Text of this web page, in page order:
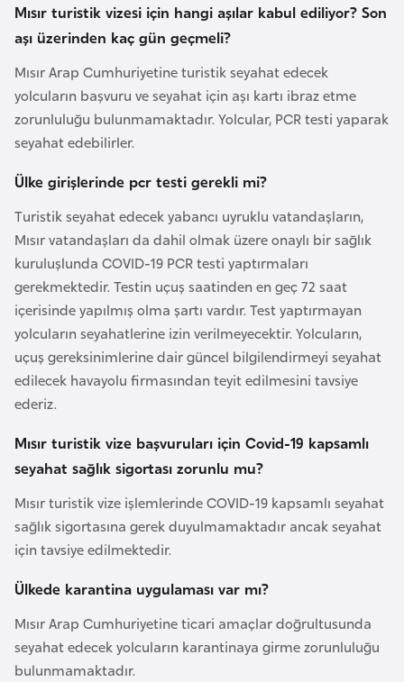
Mısır turistik vizesi için hangi aşılar kabul ediliyor? Son
aşı üzerinden kaç gün geçmeli?
Mısır Arap Cumhuriyetine turistik seyahat edecek
yolcuların başvuru ve seyahat için aşı kartı ibraz etme
zorunluluğu bulunmamaktadır. Yolcular, PCR testi yaparak
seyahat edebilirler.
Ülke girişlerinde pcr testi gerekli mi?
Turistik seyahat edecek yabancı uyruklu vatandaşların,
Mısır vatandaşları da dahil olmak üzere onaylı bir sağlık
kuruluşlunda COVID-19 PCR testi yaptırmaları
gerekmektedir. Testin uçuş saatinden en geç 72 saat
içerisinde yapılmış olma şartı vardır. Test yaptırmayan
yolcuların seyahatlerine izin verilmeyecektir. Yolcuların,
uçuş gereksinimlerine dair güncel bilgilendirmeyi seyahat
edilecek havayolu firmasından teyit edilmesini tavsiye
ederiz.
Mısır turistik vize başvuruları için Covid-19 kapsamlı
seyahat sağlık sigortası zorunlu mu?
Mısır turistik vize işlemlerinde COVID-19 kapsamlı seyahat
sağlık sigortasına gerek duyulmamaktadır ancak seyahat
için tavsiye edilmektedir.
Ülkede karantina uygulaması var mı?
Mısır Arap Cumhuriyetine ticari amaçlar doğrultusunda
seyahat edecek yolcuların karantinaya girme zorunluluğu
bulunmamaktadır.
a
n
l
a
d
e
ş
r
s
e
l
ç
i
k
B
e
n